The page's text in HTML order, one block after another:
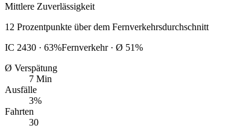
Mittlere Zuverlässigkeit
12 Prozentpunkte über dem Fernverkehrsdurchschnitt
IC 2430 · 63%Fernverkehr · Ø 51%
Ø Verspätung
7 Min
Ausfälle
3%
Fahrten
30